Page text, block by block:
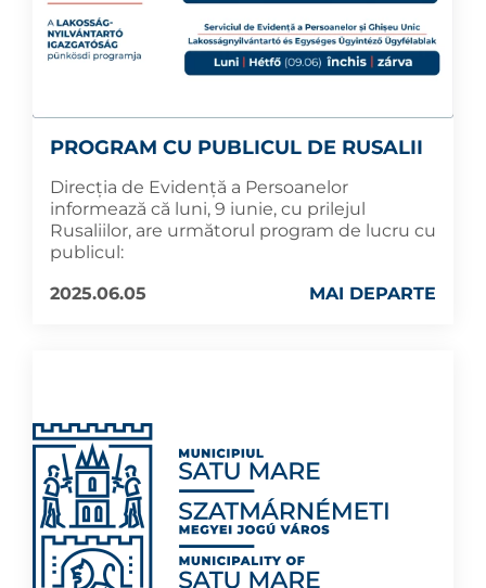
PROGRAM CU PUBLICUL DE RUSALII
Direcția de Evidență a Persoanelor
informează că luni, 9 iunie, cu prilejul
Rusaliilor, are următorul program de lucru cu
publicul:
2025.06.05
MAI DEPARTE